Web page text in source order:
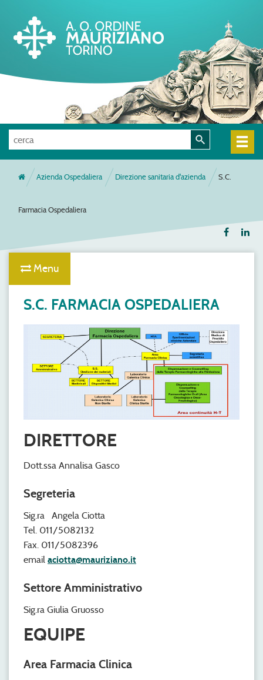
Azienda Ospedaliera Direzione sanitaria d'azienda S.C.
Farmacia Ospedaliera
Menu
S.C. FARMACIA OSPEDALIERA
DIRETTORE
Dott.ssa Annalisa Gasco
Segreteria
Sig.ra Angela Ciotta
Tel. 011/5082132
Fax. 011/5082396
email aciotta@mauriziano.it
Settore Amministrativo
Sig.ra Giulia Gruosso
EQUIPE
Area Farmacia Clinica